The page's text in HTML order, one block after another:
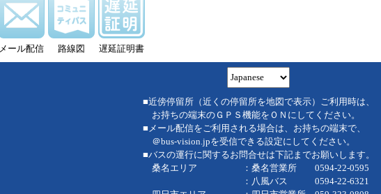
メール配信 路線図 遅延証明書
■近傍停留所（近くの停留所を地図で表示）ご利用時は、
お持ちの端末のＧＰＳ機能をＯＮにしてください。
■メール配信をご利用される場合は、お持ちの端末で、
＠bus-vision.jpを受信できる設定にしてください。
■バスの運行に関するお問合せは下記までお願いします。
桑名エリア ：桑名営業所 0594-22-0595
：八風バス 0594-22-6321